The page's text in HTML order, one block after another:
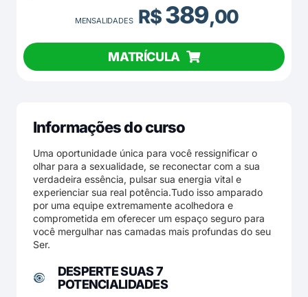
MENSALIDADES R$389,00
MATRÍCULA
Informações do curso
Uma oportunidade única para você ressignificar o
olhar para a sexualidade, se reconectar com a sua
verdadeira essência, pulsar sua energia vital e
experienciar sua real potência.Tudo isso amparado
por uma equipe extremamente acolhedora e
comprometida em oferecer um espaço seguro para
você mergulhar nas camadas mais profundas do seu
Ser.
DESPERTE SUAS 7
POTENCIALIDADES